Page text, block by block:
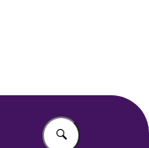
Vul in wat u